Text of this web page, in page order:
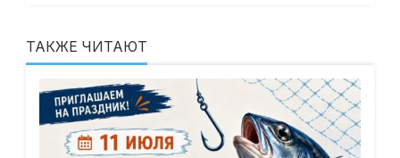
ТАКЖЕ ЧИТАЮТ